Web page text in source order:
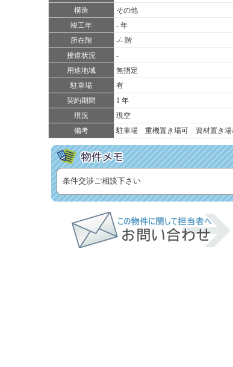
構造
その他
竣工年
- 年
所在階
-/- 階
接道状況
-
用途地域
無指定
駐車場
有
契約期間
1 年
現況
現空
備考
駐車場 重機置き場可 資材置き場
条件交渉ご相談下さい